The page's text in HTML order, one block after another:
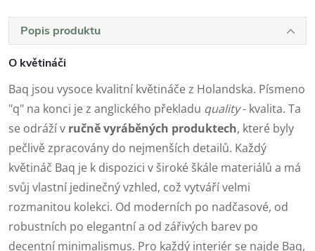
Popis produktu
O květináči
Baq jsou vysoce kvalitní květináče z Holandska. Písmeno
"q" na konci je z anglického překladu quality- kvalita. Ta
se odráží v ručně vyráběných produktech, které byly
pečlivě zpracovány do nejmenších detailů. Každý
květináč Baq je k dispozici v široké škále materiálů a má
svůj vlastní jedinečný vzhled, což vytváří velmi
rozmanitou kolekci. Od moderních po nadčasové, od
robustních po elegantní a od zářivých barev po
decentní minimalismus. Pro každý interiér se najde Baq,